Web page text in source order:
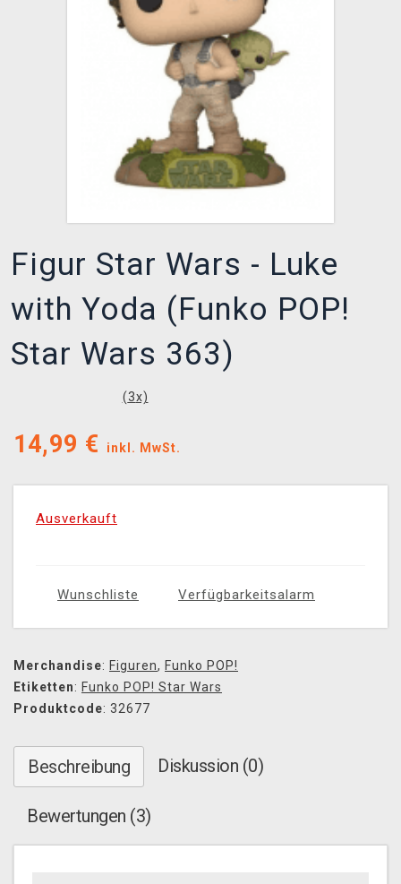
Figur Star Wars - Luke
with Yoda (Funko POP!
Star Wars 363)
(3x)
14,99 € inkl. MwSt.
Ausverkauft
Wunschliste Verfügbarkeitsalarm
Merchandise: Figuren, Funko POP!
Etiketten: Funko POP! Star Wars
Produktcode: 32677
Beschreibung Diskussion (0)
Bewertungen (3)